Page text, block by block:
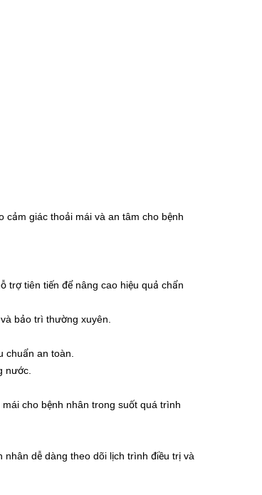
cảm giác thoải mái và an tâm cho bệnh
trợ tiên tiến để nâng cao hiệu quả chẩn
bảo trì thường xuyên.
chuẩn an toàn.
nước.
cho bệnh nhân trong suốt quá trình
dễ dàng theo dõi lịch trình điều trị và